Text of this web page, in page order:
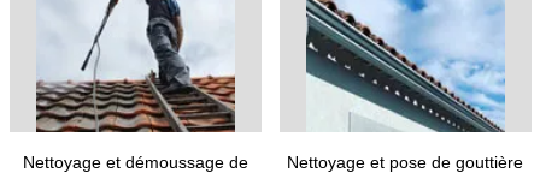
Nettoyage et démoussage de
Nettoyage et pose de gouttière